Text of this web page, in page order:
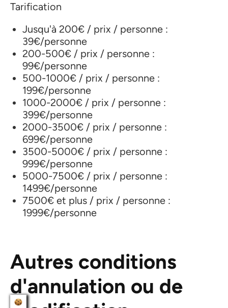
Tarification
Jusqu'à 200€ / prix / personne :
39€/personne
200-500€ / prix / personne :
99€/personne
500-1000€ / prix / personne :
199€/personne
1000-2000€ / prix / personne :
399€/personne
2000-3500€ / prix / personne :
699€/personne
3500-5000€ / prix / personne :
999€/personne
5000-7500€ / prix / personne :
1499€/personne
7500€ et plus / prix / personne :
1999€/personne
Autres conditions
d'annulation ou de